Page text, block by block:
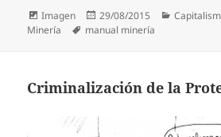
Formato
Imagen
Publicado
el
29/08/2015
Minería
Etiquetas
manual minería
Criminalización de la